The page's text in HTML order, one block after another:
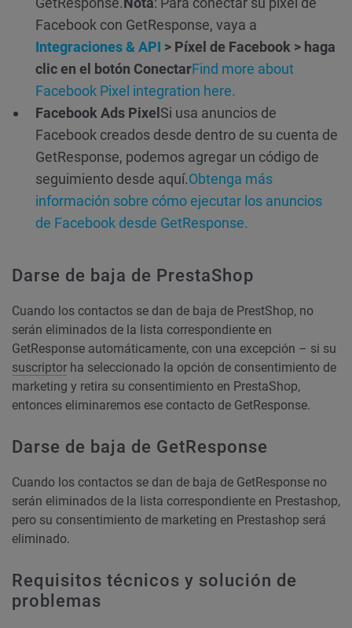
Facebook con GetResponse, vaya a
Integraciones & API > Píxel de Facebook > haga
clic en el botón ConectarFind more about
Facebook Pixel integration here.
Facebook Ads Pixel Si usa anuncios de
Facebook creados desde dentro de su cuenta de
GetResponse, podemos agregar un código de
seguimiento desde aquí.Obtenga más
información sobre cómo ejecutar los anuncios
de Facebook desde GetResponse.
Darse de baja de PrestaShop
Cuando los contactos se dan de baja de PrestShop, no
serán eliminados de la lista correspondiente en
GetResponse automáticamente, con una excepción – si su
suscriptor ha seleccionado la opción de consentimiento de
marketing y retira su consentimiento en PrestaShop,
entonces eliminaremos ese contacto de GetResponse.
Darse de baja de GetResponse
Cuando los contactos se dan de baja de GetResponse no
serán eliminados de la lista correspondiente en Prestashop,
pero su consentimiento de marketing en Prestashop será
eliminado.
Requisitos técnicos y solución de
problemas